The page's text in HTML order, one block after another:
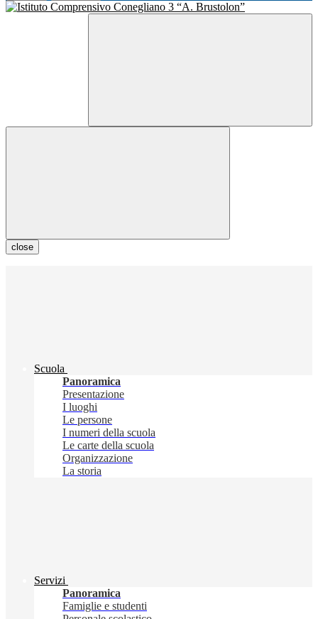
close
Scuola
Panoramica
Presentazione
I luoghi
Le persone
I numeri della scuola
Le carte della scuola
Organizzazione
La storia
Servizi
Panoramica
Famiglie e studenti